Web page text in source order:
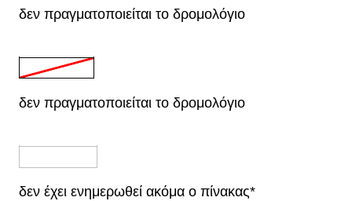
δεν πραγματοποιείται το δρομολόγιο
δεν πραγματοποιείται το δρομολόγιο
δεν έχει ενημερωθεί ακόμα ο πίνακας*